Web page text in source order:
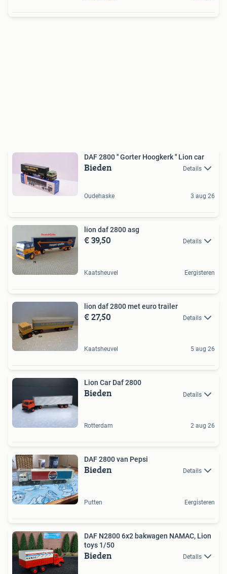
DAF 2800 '' Gorter Hoogkerk '' Lion car
Bieden Details
Oudehaske 3 aug 26
lion daf 2800 asg
€ 39,50 Details
Kaatsheuvel Eergisteren
lion daf 2800 met euro trailer
€ 27,50 Details
Kaatsheuvel 5 aug 26
Lion Car Daf 2800
Bieden Details
Rotterdam 2 aug 26
DAF 2800 van Pepsi
Bieden Details
Putten Eergisteren
DAF N2800 6x2 bakwagen NAMAC, Lion
toys 1/50
Bieden Details